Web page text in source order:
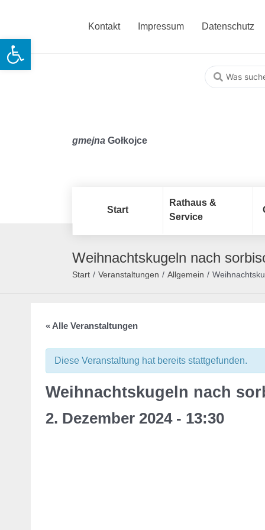
Kontakt Impressum Datenschutz
gmejna Gołkojce
Start
Rathaus &
Service
Weihnachtskugeln nach
Start / Veranstaltungen / Allgemein /
« Alle Veranstaltungen
Diese Veranstaltung hat bereits stattgefunden.
Weihnachtskugeln nach
2. Dezember 2024 - 13:30
Open toolbar